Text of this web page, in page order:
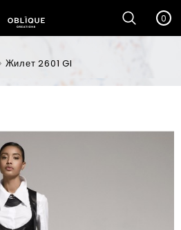
0
Жилет 2601 GI